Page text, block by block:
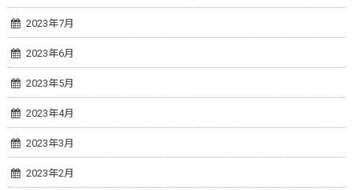
2023年7月
2023年6月
2023年5月
2023年4月
2023年3月
2023年2月